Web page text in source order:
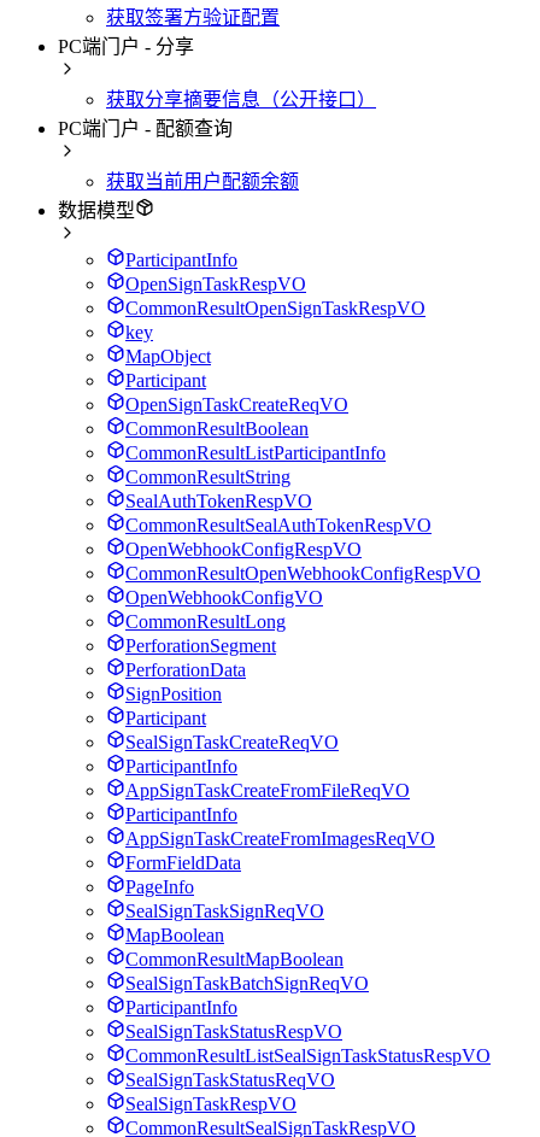
获取签署方验证配置
PC端门户 - 分享
获取分享摘要信息（公开接口）
PC端门户 - 配额查询
获取当前用户配额余额
数据模型
ParticipantInfo
OpenSignTaskRespVO
CommonResultOpenSignTaskRespVO
key
MapObject
Participant
OpenSignTaskCreateReqVO
CommonResultBoolean
CommonResultListParticipantInfo
CommonResultString
SealAuthTokenRespVO
CommonResultSealAuthTokenRespVO
OpenWebhookConfigRespVO
CommonResultOpenWebhookConfigRespVO
OpenWebhookConfigVO
CommonResultLong
PerforationSegment
PerforationData
SignPosition
Participant
SealSignTaskCreateReqVO
ParticipantInfo
AppSignTaskCreateFromFileReqVO
ParticipantInfo
AppSignTaskCreateFromImagesReqVO
FormFieldData
PageInfo
SealSignTaskSignReqVO
MapBoolean
CommonResultMapBoolean
SealSignTaskBatchSignReqVO
ParticipantInfo
SealSignTaskStatusRespVO
CommonResultListSealSignTaskStatusRespVO
SealSignTaskStatusReqVO
SealSignTaskRespVO
CommonResultSealSignTaskRespVO